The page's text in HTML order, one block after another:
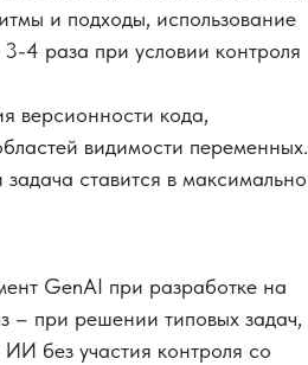
и подходы, использование
4 раза при условии контроля
версионности кода,
видимости переменных.
ставится в максимально
GenAI при разработке на
– при решении типовых задач,
без участия контроля со